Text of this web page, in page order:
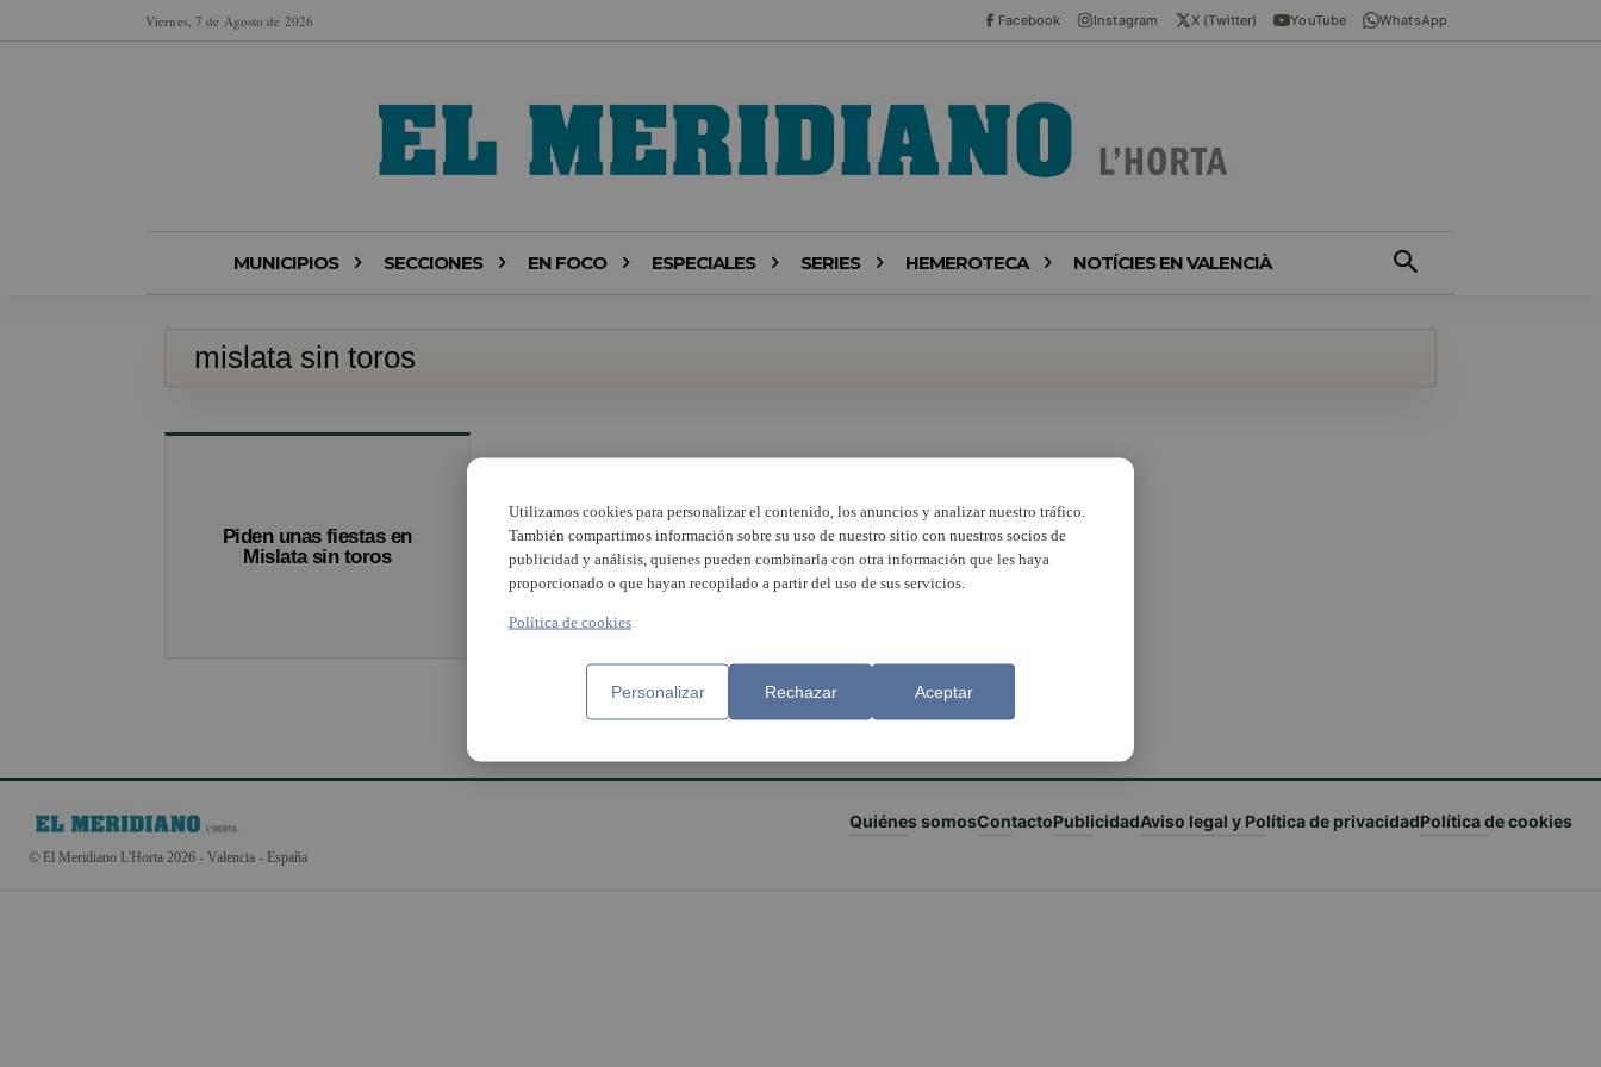
Viernes, 7 de Agosto de 2026 Facebook Instagram X (Twitter) YouTube WhatsApp
MUNICIPIOS SECCIONES EN FOCO ESPECIALES SERIES HEMEROTECA NOTÍCIES EN VALENCIÀ
mislata sin toros
Piden unas fiestas en
Mislata sin toros
© El Meridiano L'Horta 2026 - Valencia - España
Quiénes somosContactoPublicidadAviso legal y Política de privacidadPolítica de cookies
Utilizamos cookies para personalizar el contenido, los anuncios y analizar nuestro tráfico.
También compartimos información sobre su uso de nuestro sitio con nuestros socios de
publicidad y análisis, quienes pueden combinarla con otra información que les haya
proporcionado o que hayan recopilado a partir del uso de sus servicios.
Política de cookies
Personalizar Rechazar Aceptar